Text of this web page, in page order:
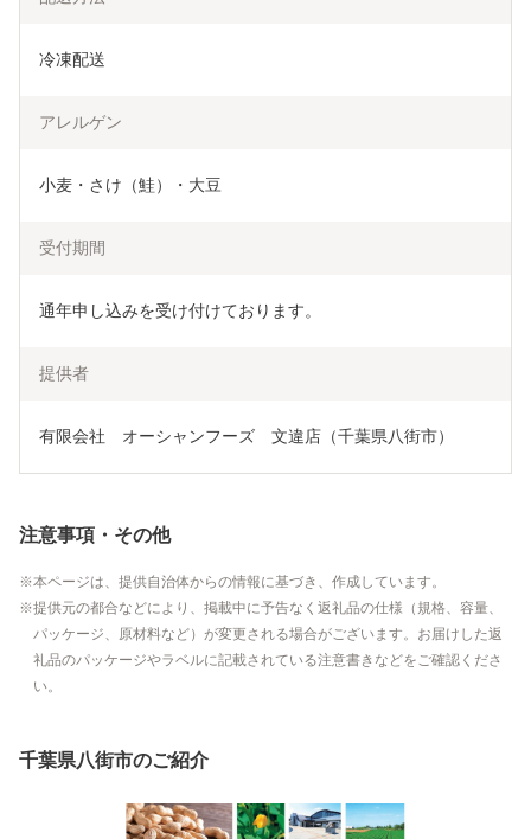
冷凍配送
アレルゲン
小麦・さけ（鮭）・大豆
受付期間
通年申し込みを受け付けております。
提供者
有限会社　オーシャンフーズ　文違店（千葉県八街市）
注意事項・その他
本ページは、提供自治体からの情報に基づき、作成しています。
提供元の都合などにより、掲載中に予告なく返礼品の仕様（規格、容量、
パッケージ、原材料など）が変更される場合がございます。お届けした返
礼品のパッケージやラベルに記載されている注意書きなどをご確認くださ
い。
千葉県八街市のご紹介